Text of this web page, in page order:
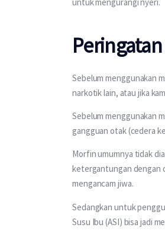
Sebelum menggunakan
narkotik lain, atau jika
Sebelum menggunakan
gangguan otak (cedera
Morfin umumnya tidak
ketergantungan dengan
mengancam jiwa.
Sedangkan untuk
Susu Ibu (ASI) bisa jadi